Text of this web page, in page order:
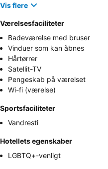
Vis flere
Værelsesfaciliteter
Badeværelse med bruser
Vinduer som kan åbnes
Hårtørrer
Satellit-TV
Pengeskab på værelset
Wi-fi (værelse)
Sportsfaciliteter
Vandresti
Hotellets egenskaber
LGBTQ+-venligt